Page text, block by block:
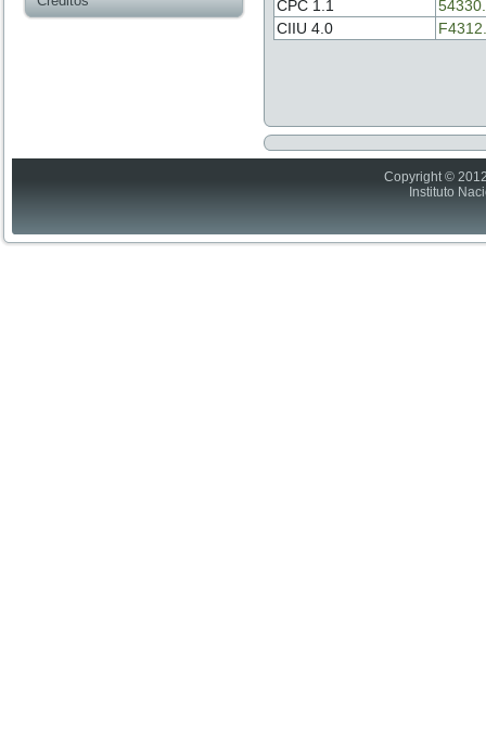
CPC 1.1
CIIU 4.0
Copyright ©
Instituto